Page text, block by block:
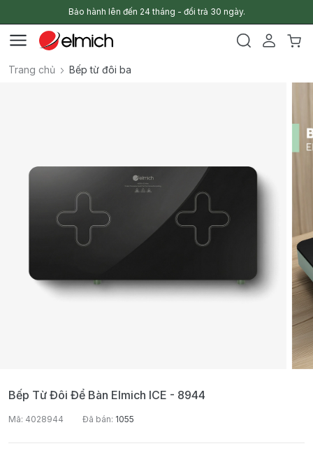
Bảo hành lên đến 24 tháng - đổi trả 30 ngày.
Trang chủ Bếp từ đôi ba
Bếp Từ Đôi Để Bàn Elmich ICE - 8944
Mã: 4028944 Đã bán: 1055